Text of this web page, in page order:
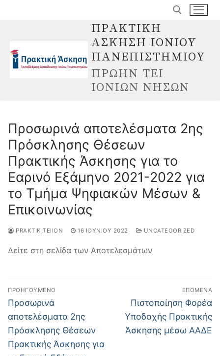
Αναζήτηση για:
ΠΡΑΚΤΙΚΗ
ΑΣΚΗΣΗ ΙΟΝΙΟΥ
ΠΑΝΕΠΙΣΤΗΜΙΟΥ
ΠΡΩΗΝ ΤΕΙ
ΙΟΝΙΩΝ ΝΗΣΩΝ
Προσωρινά αποτελέσματα 2ης
Πρόσκλησης Θέσεων
Πρακτικής Άσκησης για το
Εαρινό Εξάμηνο 2021-2022 για
το Τμήμα Ψηφιακών Μέσων &
Επικοινωνίας
PRAKTIKITEIION 16 ΙΟΥΝΊΟΥ 2022 UNCATEGORIZED
Δείτε στη σελίδα των Αποτελεσμάτων
Πλοήγηση
άρθρων
ΠΡΟΗΓΟΎΜΕΝΟ
Προηγούμενο
άρθρο:
Προσωρινά
αποτελέσματα 2ης
Πρόσκλησης Θέσεων
Πρακτικής Άσκησης για
ΕΠΌΜΕΝΑ
Επόμενο
άρθρο:
Πιστοποίηση Φορέα
Υποδοχής Πρακτικής
Άσκησης μέσω ΑΑΔE